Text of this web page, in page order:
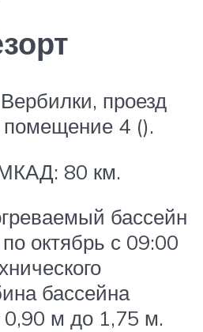
проезд
4 ().
80 км.
бассейн
октябрь с 09:00
бассейна
0,90 м до 1,75 м.